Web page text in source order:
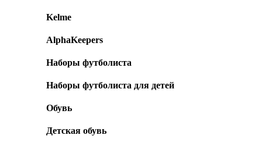
Kelme
AlphaKeepers
Наборы футболиста
Наборы футболиста для детей
Обувь
Детская обувь